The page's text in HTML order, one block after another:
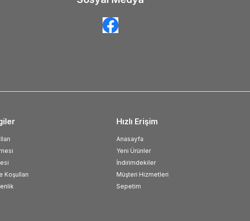
Koşulları
Hızlı Erişim
Anasayfa
Yeni Ürünler
İndirimdekiler
Müşteri Hizmetleri
Sepetim